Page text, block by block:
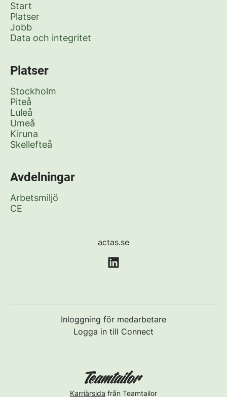
Start
Platser
Jobb
Data och integritet
Platser
Stockholm
Piteå
Luleå
Umeå
Kiruna
Skellefteå
Avdelningar
Arbetsmiljö
CE
actas.se
Inloggning för medarbetare
Logga in till Connect
Karriärsida från Teamtailor